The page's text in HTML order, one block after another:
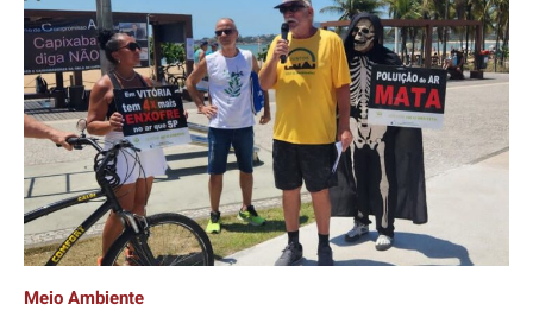
Meio Ambiente